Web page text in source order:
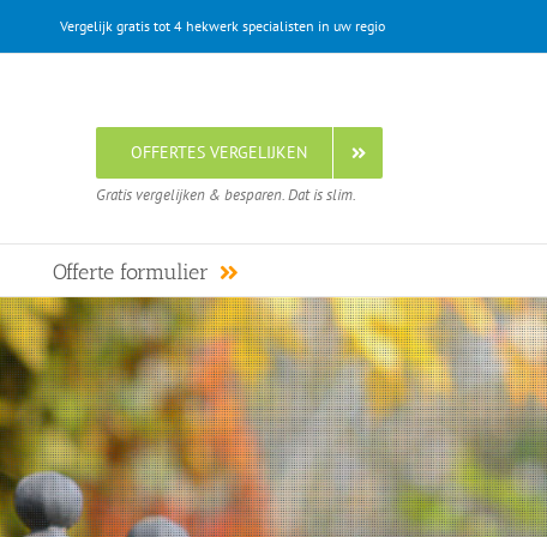
Vergelijk gratis tot 4 hekwerk specialisten in uw regio
OFFERTES VERGELIJKEN
Gratis vergelijken & besparen. Dat is slim.
Offerte formulier